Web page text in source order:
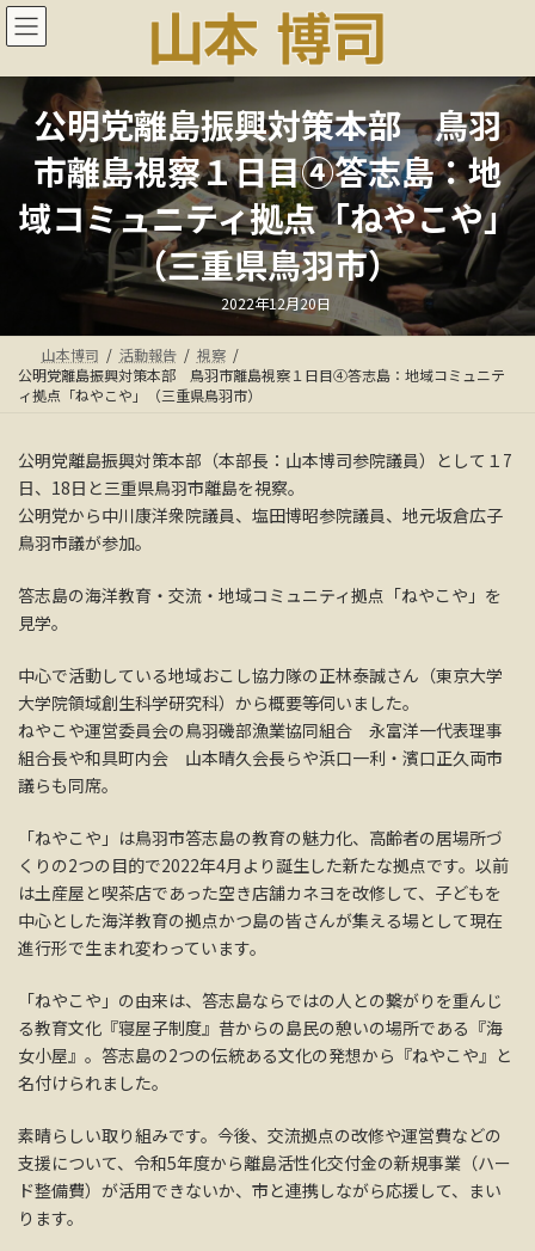
コ
ン
ン
へ
ナ
ビ
ー
ョ
公明党離島振興対策本部 鳥羽
市離島視察１日目④答志島：地
域コミュニティ拠点「ねやこや」
（三重県鳥羽市）
最
終
更
新
日
時
:
2022年12月20日
山本博司 活動報告
視察
公明党離島振興対策本部 鳥羽市離島視察１日目④答志島：地域コミュニテ
ィ拠点「ねやこや」（三重県鳥羽市）
公明党離島振興対策本部（本部長：山本博司参院議員）として１7
日、18日と三重県鳥羽市離島を視察。
公明党から中川康洋衆院議員、塩田博昭参院議員、地元坂倉広子
鳥羽市議が参加。
答志島の海洋教育・交流・地域コミュニティ拠点「ねやこや」を
見学。
中心で活動している地域おこし協力隊の正林泰誠さん（東京大学
大学院領域創生科学研究科）から概要等伺いました。
ねやこや運営委員会の鳥羽磯部漁業協同組合 永富洋一代表理事
組合長や和具町内会 山本晴久会長らや浜口一利・濱口正久両市
議らも同席。
「ねやこや」は鳥羽市答志島の教育の魅力化、高齢者の居場所づ
くりの2つの目的で2022年4月より誕生した新たな拠点です。以前
は土産屋と喫茶店であった空き店舗カネヨを改修して、子どもを
中心とした海洋教育の拠点かつ島の皆さんが集える場として現在
進行形で生まれ変わっています。
「ねやこや」の由来は、答志島ならではの人との繋がりを重んじ
る教育文化『寝屋子制度』昔からの島民の憩いの場所である『海
女小屋』。答志島の2つの伝統ある文化の発想から『ねやこや』と
名付けられました。
素晴らしい取り組みです。今後、交流拠点の改修や運営費などの
支援について、令和5年度から離島活性化交付金の新規事業（ハー
ド整備費）が活用できないか、市と連携しながら応援して、まい
ります。